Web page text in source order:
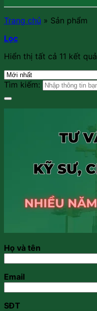
Trang chủ » Sản phẩm
Lọc
Hiển thị tất cả 11 kết quả
Tìm kiếm:
Họ và tên
Email
SĐT